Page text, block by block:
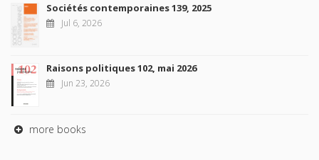
Sociétés contemporaines 139, 2025
Jul 6, 2026
Raisons politiques 102, mai 2026
Jun 23, 2026
more books